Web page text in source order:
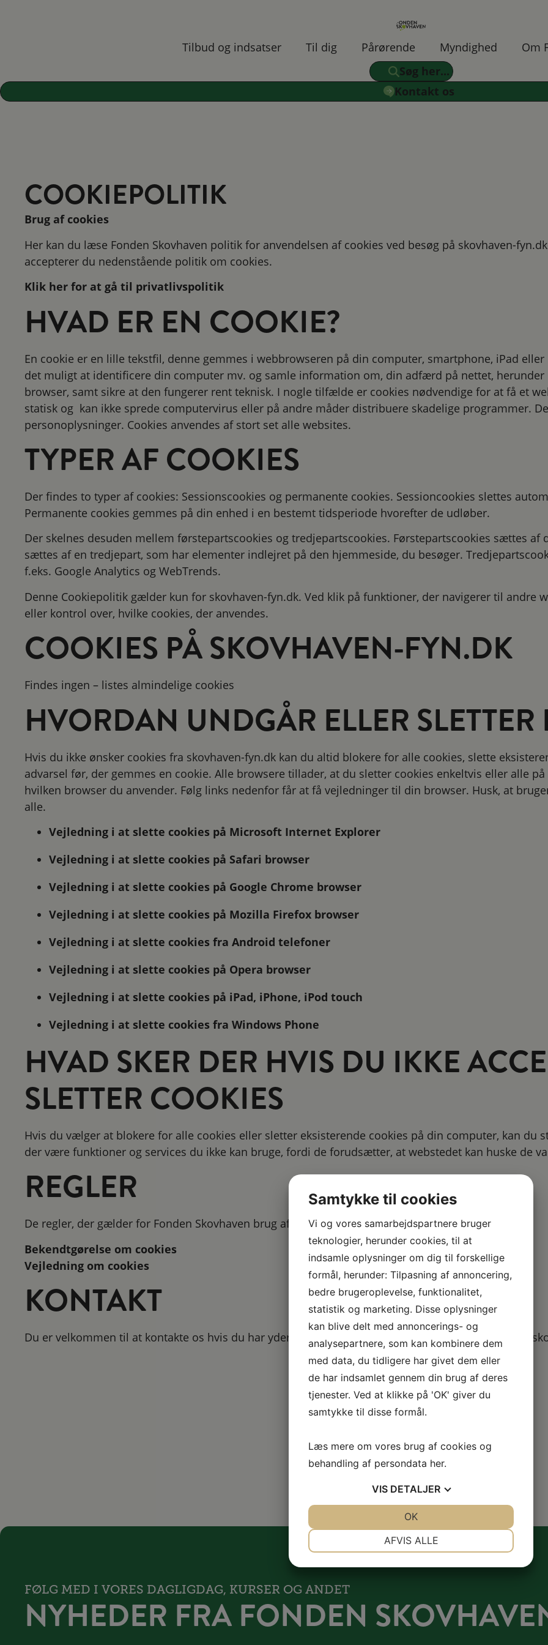
Tilbud og indsatser Til dig Pårørende Myndighed
Om
Søg her...
Kontakt os
COOKIEPOLITIK
Brug af cookies
Her kan du læse Fonden Skovhaven politik for anvendelsen af cookies ved besøg på skovhaven-
accepterer du nedenstående politik om cookies.
Klik her for at gå til privatlivspolitik
HVAD ER EN COOKIE?
En cookie er en lille tekstfil, denne gemmes i webbrowseren på din computer, smartphone, iPad
det muligt at identificere din computer mv. og samle information om, din adfærd på nettet,
browser, samt sikre at den fungerer rent teknisk. I nogle tilfælde er cookies nødvendige for at få et
statisk og kan ikke sprede computervirus eller på andre måder distribuere skadelige programmer.
personoplysninger. Cookies anvendes af stort set alle websites.
TYPER AF COOKIES
Der findes to typer af cookies: Sessionscookies og permanente cookies. Sessioncookies slettes
Permanente cookies gemmes på din enhed i en bestemt tidsperiode hvorefter de udløber.
Der skelnes desuden mellem førstepartscookies og tredjepartscookies. Førstepartscookies sættes
sættes af en tredjepart, som har elementer indlejret på den hjemmeside, du besøger.
f.eks. Google Analytics og WebTrends.
Denne Cookiepolitik gælder kun for skovhaven-fyn.dk. Ved klik på funktioner, der navigerer til andre
eller kontrol over, hvilke cookies, der anvendes.
COOKIES PÅ SKOVHAVEN-FYN.DK
Findes ingen – listes almindelige cookies
HVORDAN UNDGÅR ELLER
Hvis du ikke ønsker cookies fra skovhaven-fyn.dk kan du altid blokere for alle cookies, slette
advarsel før, der gemmes en cookie. Alle browsere tillader, at du sletter cookies enkeltvis eller alle
hvilken browser du anvender. Følg links nedenfor får at få vejledninger til din browser. Husk, at
alle.
Vejledning i at slette cookies på Microsoft Internet Explorer
Vejledning i at slette cookies på Safari browser
Vejledning i at slette cookies på Google Chrome browser
Vejledning i at slette cookies på Mozilla Firefox browser
Vejledning i at slette cookies fra Android telefoner
Vejledning i at slette cookies på Opera browser
Vejledning i at slette cookies på iPad, iPhone, iPod touch
Vejledning i at slette cookies fra Windows Phone
HVAD SKER DER HVIS DU IKKE
SLETTER COOKIES
Hvis du vælger at blokere for alle cookies eller sletter eksisterende cookies på din computer, kan du
der være funktioner og services du ikke kan bruge, fordi de forudsætter, at webstedet kan huske de
REGLER
De regler, der gælder for Fonden Skovhaven brug af cookies, findes nedenfor.
Bekendtgørelse om cookies
Vejledning om cookies
KONTAKT
Du er velkommen til at kontakte os hvis du har yderligere spørgsmål til anvendelsen af cookies på
FØLG MED I VORES DAGLIGDAG, KURSER OG ANDET
NYHEDER FRA FONDEN
Samtykke til cookies
Vi og vores samarbejdspartnere bruger
teknologier, herunder cookies, til at
indsamle oplysninger om dig til forskellige
formål, herunder: Tilpasning af annoncering,
bedre brugeroplevelse, funktionalitet,
statistik og marketing. Disse oplysninger
kan blive delt med annoncerings- og
analysepartnere, som kan kombinere dem
med data, du tidligere har givet dem eller
de har indsamlet gennem din brug af deres
tjenester. Ved at klikke på 'OK' giver du
samtykke til disse formål.
Læs mere om vores brug af cookies og
behandling af persondata her.
VIS DETALJER
AFVIS ALLE
OK